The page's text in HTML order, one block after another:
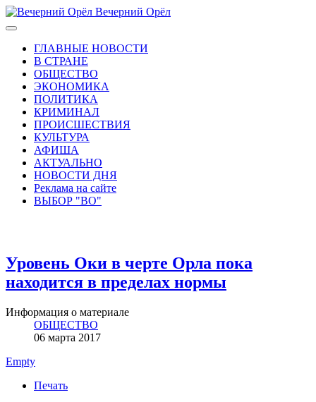
Вечерний Орёл
ГЛАВНЫЕ НОВОСТИ
В СТРАНЕ
ОБЩЕСТВО
ЭКОНОМИКА
ПОЛИТИКА
КРИМИНАЛ
ПРОИСШЕСТВИЯ
КУЛЬТУРА
АФИША
АКТУАЛЬНО
НОВОСТИ ДНЯ
Реклама на сайте
ВЫБОР "ВО"
Уровень Оки в черте Орла пока
находится в пределах нормы
Информация о материале
ОБЩЕСТВО
06 марта 2017
Empty
Печать